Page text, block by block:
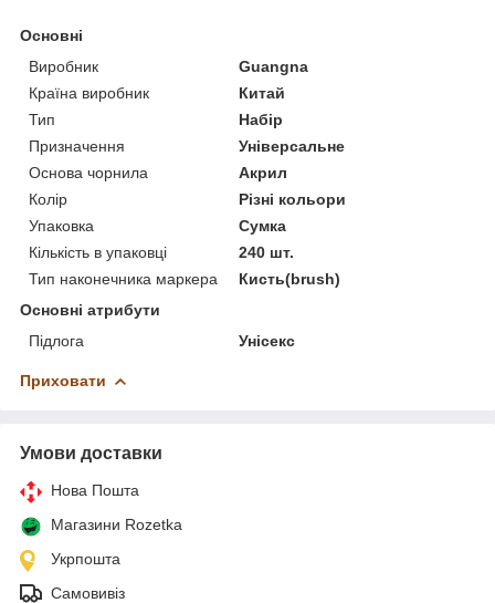
Основні
Виробник
Guangna
Країна виробник
Китай
Тип
Набір
Призначення
Універсальне
Основа чорнила
Акрил
Колір
Різні кольори
Упаковка
Сумка
Кількість в упаковці
240 шт.
Тип наконечника маркера
Кисть(brush)
Основні атрибути
Підлога
Унісекс
Приховати
Умови доставки
Нова Пошта
Магазини Rozetka
Укрпошта
Самовивіз